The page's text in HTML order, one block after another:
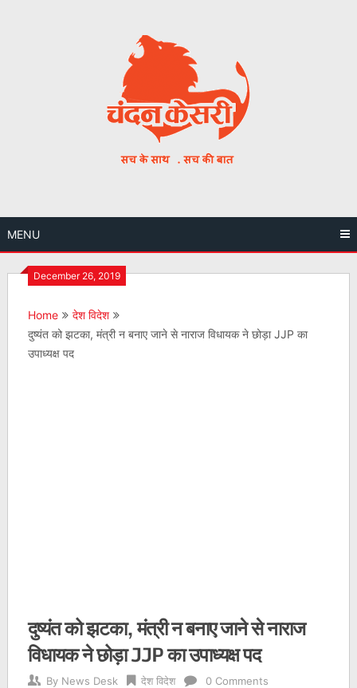
MENU
December 26, 2019
Home
देश विदेश
दुष्यंत को झटका, मंत्री न बनाए जाने से नाराज विधायक ने छोड़ा JJP का
उपाध्यक्ष पद
दुष्यंत को झटका, मंत्री न बनाए जाने से नाराज
विधायक ने छोड़ा JJP का उपाध्यक्ष पद
By News Desk देश विदेश 0 Comments